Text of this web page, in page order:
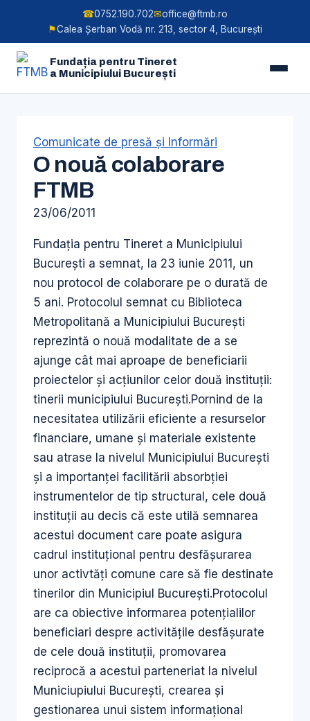
☎0752.190.702✉office@ftmb.ro
⚑Calea Șerban Vodă nr. 213, sector 4, București
Fundația pentru Tineret
a Municipiului București
contentComunicate de presă şi Informări
O nouă colaborare
FTMB
23/06/2011
Fundaţia pentru Tineret a Municipiului
Bucureşti a semnat, la 23 iunie 2011, un
nou protocol de colaborare pe o durată de
5 ani. Protocolul semnat cu Biblioteca
Metropolitană a Municipiului București
reprezintă o nouă modalitate de a se
ajunge cât mai aproape de beneficiarii
proiectelor și acțiunilor celor două instituții:
tinerii municipiului București.Pornind de la
necesitatea utilizării eficiente a resurselor
financiare, umane și materiale existente
sau atrase la nivelul Municipiului București
și a importanței facilitării absorbției
instrumentelor de tip structural, cele două
instituții au decis că este utilă semnarea
acestui document care poate asigura
cadrul instituțional pentru desfășurarea
unor activtăți comune care să fie destinate
tinerilor din Municipiul București.Protocolul
are ca obiective informarea potențialilor
beneficiari despre activitățile desfășurate
de cele două instituții, promovarea
reciprocă a acestui parteneriat la nivelul
Municiupiului București, crearea și
gestionarea unui sistem informațional